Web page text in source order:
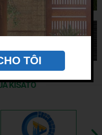
đến một đội ngũ kỹ thuật chuyên
các gia chủ đang ngày càng nhiều. Vì
KISATO
TÔI